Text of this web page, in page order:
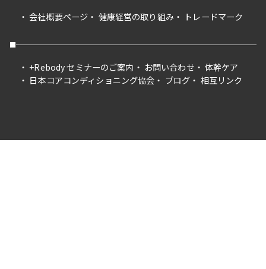
会社概要ページ
健康経営の取り組み トレードマーク
+Rebody セミナーのご案内 お問い合わせ
体幹ケア
日本コアコンディショニング協会
ブログ 相互リンク